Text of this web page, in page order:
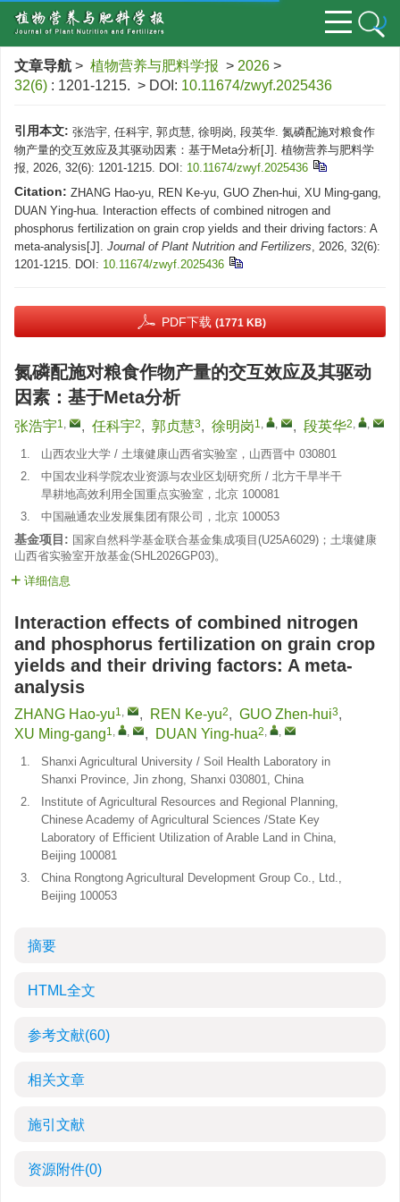
文章导航 > 植物营养与肥料学报 > 2026 >
32(6) : 1201-1215. > DOI: 10.11674/zwyf.2025436
引用本文: 张浩宇, 任科宇, 郭贞慧, 徐明岗, 段英华. 氮磷配施对粮食作
物产量的交互效应及其驱动因素：基于Meta分析[J]. 植物营养与肥料学
报, 2026, 32(6): 1201-1215. DOI: 10.11674/zwyf.2025436
Citation: ZHANG Hao-yu, REN Ke-yu, GUO Zhen-hui, XU Ming-gang,
DUAN Ying-hua. Interaction effects of combined nitrogen and
phosphorus fertilization on grain crop yields and their driving factors: A
meta-analysis[J]. Journal of Plant Nutrition and Fertilizers, 2026, 32(6):
1201-1215. DOI: 10.11674/zwyf.2025436
PDF下载 (1771 KB)
氮磷配施对粮食作物产量的交互效应及其驱动
因素：基于Meta分析
张浩宇1, , 任科宇2, 郭贞慧3, 徐明岗1, , , 段英华2, ,
1.
山西农业大学 / 土壤健康山西省实验室，山西晋中 030801
2.
中国农业科学院农业资源与农业区划研究所 / 北方干旱半干
旱耕地高效利用全国重点实验室，北京 100081
3.
中国融通农业发展集团有限公司，北京 100053
基金项目: 国家自然科学基金联合基金集成项目(U25A6029)；土壤健康
山西省实验室开放基金(SHL2026GP03)。
详细信息
Interaction effects of combined nitrogen
and phosphorus fertilization on grain crop
yields and their driving factors: A meta-
analysis
ZHANG Hao-yu1, , REN Ke-yu2, GUO Zhen-hui3,
XU Ming-gang1, , , DUAN Ying-hua2, ,
1.
Shanxi Agricultural University / Soil Health Laboratory in
Shanxi Province, Jin zhong, Shanxi 030801, China
2.
Institute of Agricultural Resources and Regional Planning,
Chinese Academy of Agricultural Sciences /State Key
Laboratory of Efficient Utilization of Arable Land in China,
Beijing 100081
3.
China Rongtong Agricultural Development Group Co., Ltd.,
Beijing 100053
摘要
HTML全文
参考文献(60)
相关文章
施引文献
资源附件(0)